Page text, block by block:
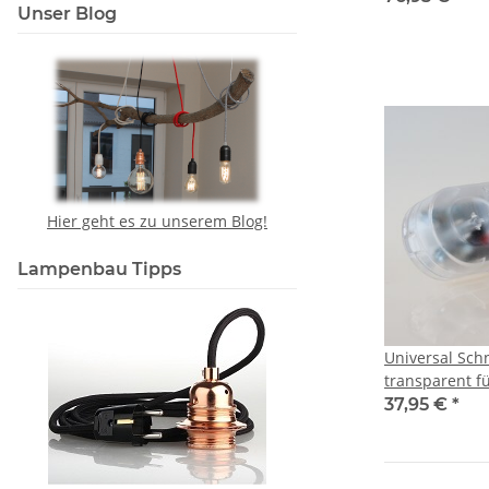
Universal
transparent
25W, Glüh-
37,95 € *
Unser Blog
Hier geht es zu unserem Blog!
Lampenbau Tipps